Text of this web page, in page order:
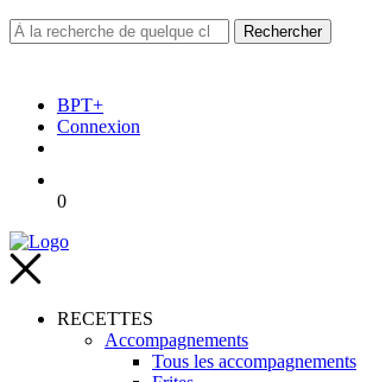
BPT+
Connexion
0
RECETTES
Accompagnements
Tous les accompagnements